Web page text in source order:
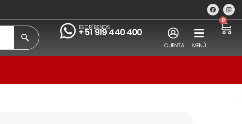
ESCRÍBENOS
+51 919 440 400
CUENTA MENÚ
0